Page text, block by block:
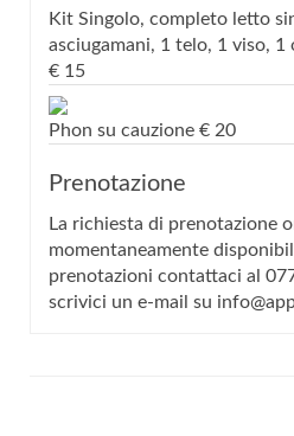
Kit Singolo, completo letto
asciugamani, 1 telo, 1 viso, 1
€ 15
Phon su cauzione € 20
Prenotazione
La richiesta di prenotazione
momentaneamente
prenotazioni contattaci al
scrivici un e-mail su